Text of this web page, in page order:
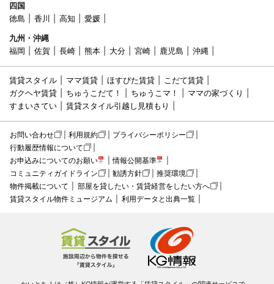
四国
徳島
香川 高知
愛媛
九州・沖縄
福岡
佐賀 長崎 熊本 大分 宮崎 鹿児島 沖縄
賃貸スタイル ママ賃貸 ほすぴた賃貸
こだて賃貸
ガクヘヤ賃貸
ちゅうこだて！ ちゅうこマ！
ママの家づくり
すまいさてい
賃貸スタイル引越し見積もり
お問い合わせ 利用規約
プライバシーポリシー
行動履歴情報について
お申込みについてのお願い
情報公開基準
コミュニティガイドライン
勧誘方針
推奨環境
物件掲載について
部屋を貸したい・賃貸経営をしたい方へ
賃貸スタイル物件ミュージアム
利用データと出典一覧